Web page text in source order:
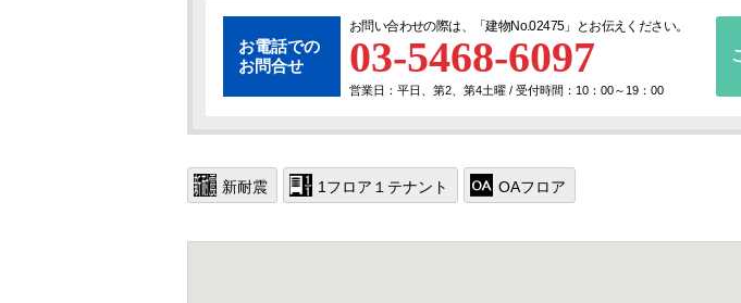
お電話での
お問合せ
お問い合わせの際は、「建物No.02475」とお伝えください。
03-5468-6097
営業日：平日、第2、第4土曜 / 受付時間：10：00～19：00
新耐震 1フロア１テナント OAフロア